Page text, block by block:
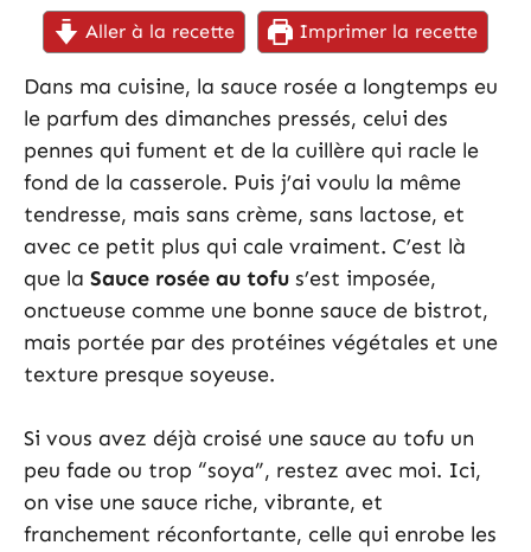
Aller à la recette Imprimer la recette
Dans ma cuisine, la sauce rosée a longtemps eu
le parfum des dimanches pressés, celui des
pennes qui fument et de la cuillère qui racle le
fond de la casserole. Puis j’ai voulu la même
tendresse, mais sans crème, sans lactose, et
avec ce petit plus qui cale vraiment. C’est là
que la Sauce rosée au tofu s’est imposée,
onctueuse comme une bonne sauce de bistrot,
mais portée par des protéines végétales et une
texture presque soyeuse.
Si vous avez déjà croisé une sauce au tofu un
peu fade ou trop “soya”, restez avec moi. Ici,
on vise une sauce riche, vibrante, et
franchement réconfortante, celle qui enrobe les